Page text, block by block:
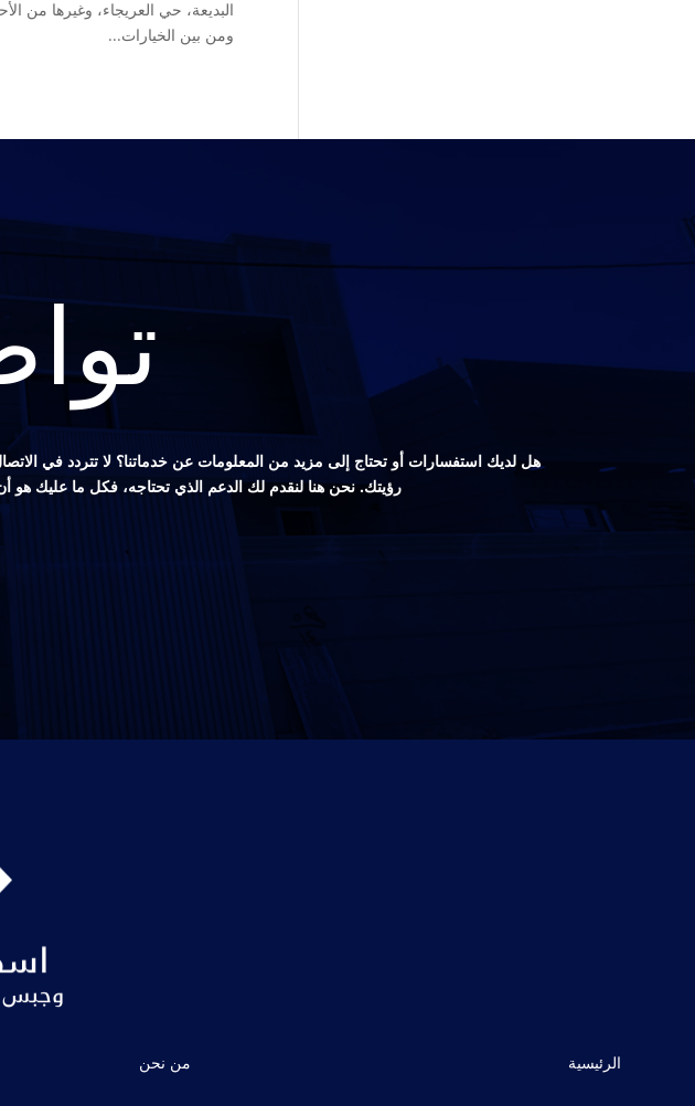
البديعة، حي العريجاء، وغيرها من
ومن بين الخيارات...
هل لديك استفسارات أو تحتاج إلى مزيد من المعلومات عن خدماتنا؟ لا تتردد في
رؤيتك. نحن هنا لنقدم لك الدعم الذي تحتاجه، فكل ما عليك
الرئيسية من نحن